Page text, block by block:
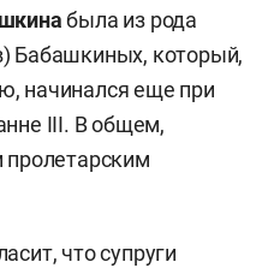
была из рода
Бабашкиных, который,
начинался еще при
III. В общем,
пролетарским
что супруги